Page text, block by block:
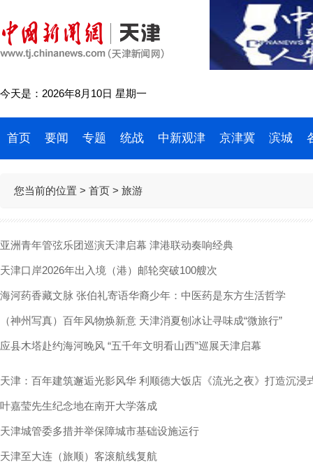
今天是：2026年8月10日 星期一
首页 要闻 专题 统战 中新观津 京津冀 滨城
您当前的位置 > 首页 > 旅游
亚洲青年管弦乐团巡演天津启幕 津港联动奏响经典
天津口岸2026年出入境（港）邮轮突破100艘次
海河药香藏文脉 张伯礼寄语华裔少年：中医药是东方生活哲学
（神州写真）百年风物焕新意 天津消夏刨冰让寻味成“微旅行”
应县木塔赴约海河晚风 “五千年文明看山西”巡展天津启幕
天津：百年建筑邂逅光影风华 利顺德大饭店《流光之夜》打造沉浸
叶嘉莹先生纪念地在南开大学落成
天津城管委多措并举保障城市基础设施运行
天津至大连（旅顺）客滚航线复航